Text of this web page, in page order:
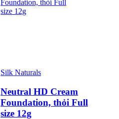
Silk Naturals
Neutral HD Cream
Foundation, thỏi Full
size 12g